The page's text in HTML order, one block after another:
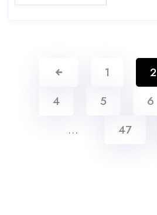
1 2
4
5 6
…
47